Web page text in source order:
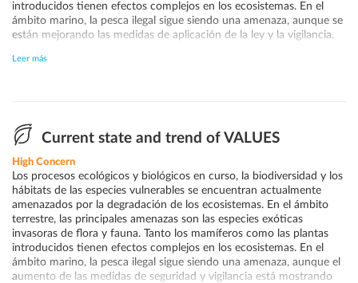
introducidos tienen efectos complejos en los ecosistemas. En el
ámbito marino, la pesca ilegal sigue siendo una amenaza, aunque se
están mejorando las medidas de aplicación de la ley y la vigilancia.
aumentar la temperatura del mar y los niveles de agua, alterando
significativos para garantizar la sostenibilidad a largo plazo. Se han
desarrollado herramientas de planificación y gestión más
desarrollo de una iniciativa regional que conecta los sitios de
Patrimonio Marino a través de un corredor en el Pacífico Tropical
Oriental y el desarrollo del Fondo Azul de Costa Rica.
Leer más
Current state and trend of VALUES
High Concern
Los procesos ecológicos y biológicos en curso, la biodiversidad y los
hábitats de las especies vulnerables se encuentran actualmente
amenazados por la degradación de los ecosistemas. En el ámbito
terrestre, las principales amenazas son las especies exóticas
invasoras de flora y fauna. Tanto los mamíferos como las plantas
introducidos tienen efectos complejos en los ecosistemas. En el
ámbito marino, la pesca ilegal sigue siendo una amenaza, aunque el
aumento de las medidas de seguridad y vigilancia está mostrando